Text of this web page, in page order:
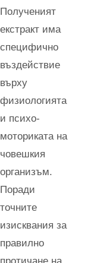
Полученият
екстракт има
специфично
въздействие
върху
физиологията
и психо-
моториката на
човешкия
организъм.
Поради
точните
изисквания за
правилно